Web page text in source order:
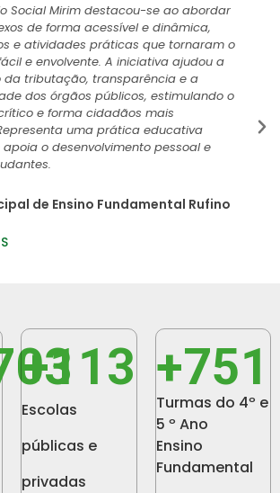
Social Mirim destacou-se ao abordar
de forma acessível e dinâmica,
e atividades práticas que tornaram o
e envolvente. A iniciativa ajudou a
da tributação, transparência e a
dos órgãos públicos, estimulando o
e forma cidadãos mais
uma prática educativa
o desenvolvimento pessoal e
de Ensino Fundamental Rufino
Escolas
públicas e
privadas
+119
Turmas do 4º e
5 º Ano
Ensino
Fundamental
+760